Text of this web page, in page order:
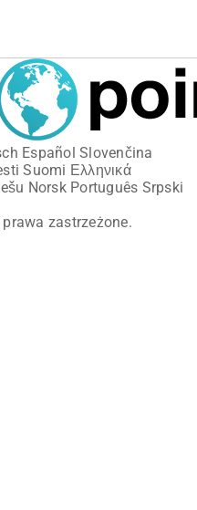
Español Slovenčina
Suomi Ελληνικά
Norsk Português Srpski
zastrzeżone.